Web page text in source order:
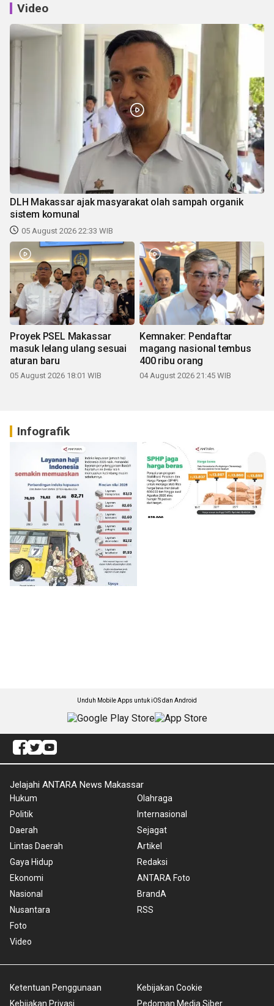
Video
DLH Makassar ajak masyarakat olah sampah organik
sistem komunal
05 August 2026 22:33 WIB
Proyek PSEL Makassar
masuk lelang ulang sesuai
aturan baru
05 August 2026 18:01 WIB
Kemnaker: Pendaftar
magang nasional tembus
400 ribu orang
04 August 2026 21:45 WIB
Infografik
Unduh Mobile Apps untuk iOS dan Android
Jelajahi ANTARA News Makassar
Hukum
Politik
Daerah
Lintas Daerah
Gaya Hidup
Ekonomi
Nasional
Nusantara
Foto
Video
Olahraga
Internasional
Sejagat
Artikel
Redaksi
ANTARA Foto
BrandA
RSS
Ketentuan Penggunaan
Kebijakan Privasi
Kebijakan Cookie
Pedoman Media Siber